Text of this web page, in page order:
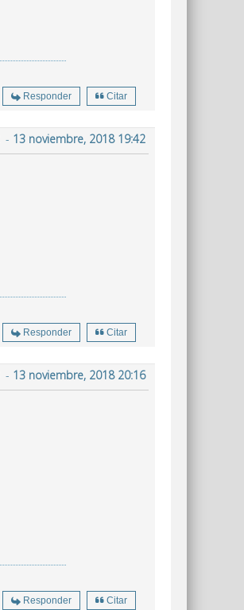
Responder Citar
- 13 noviembre, 2018 19:42
Responder Citar
- 13 noviembre, 2018 20:16
Responder Citar